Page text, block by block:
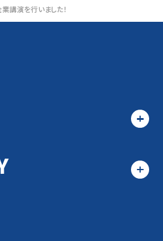
業講演を行いました！